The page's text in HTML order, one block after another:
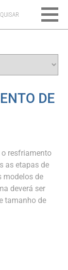
DE
resfriamento
as etapas de
modelos de
deverá ser
tamanho de